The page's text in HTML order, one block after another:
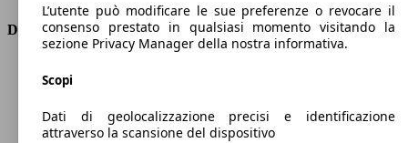
Dimensioni
Larghezza
1920 mm
Passo
2980 mm
L’utente può modificare le sue preferenze o revocare il
consenso prestato in qualsiasi momento visitando la
sezione Privacy Manager della nostra informativa.
Scopi
Dati di geolocalizzazione precisi e identificazione
attraverso la scansione del dispositivo